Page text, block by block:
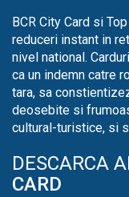
BCR City Card si
reduceri instant in
nivel national.
ca un indemn catre
tara, sa
deosebite si
cultural-turistice, si
DESCARCA
CARD